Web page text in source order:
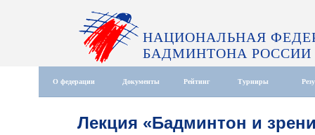
НАЦИОНАЛЬНАЯ
БАДМИНТОНА РОССИИ
О федерации Документы Рейтинг Турниры
Лекция «Бадминтон и